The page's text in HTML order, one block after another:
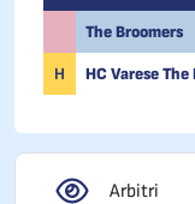
The Broomers
H HC Varese
Arbitri